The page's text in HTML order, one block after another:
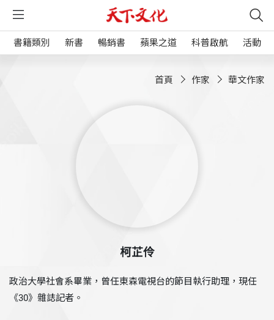
書籍類別 新書 暢銷書 蘋果之道 科普啟航 活動
首頁 作家 華文作家
柯芷伶
政治大學社會系畢業，曾任東森電視台的節目執行助理，現任
《30》雜誌記者。